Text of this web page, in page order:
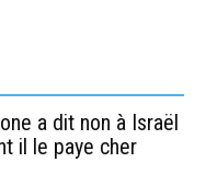
a dit non à Israël
il le paye cher